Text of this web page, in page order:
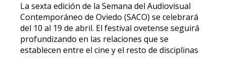
La sexta edición de la Semana del Audiovisual
Contemporáneo de Oviedo (SACO) se celebrará
del 10 al 19 de abril. El festival ovetense seguirá
profundizando en las relaciones que se
establecen entre el cine y el resto de disciplinas